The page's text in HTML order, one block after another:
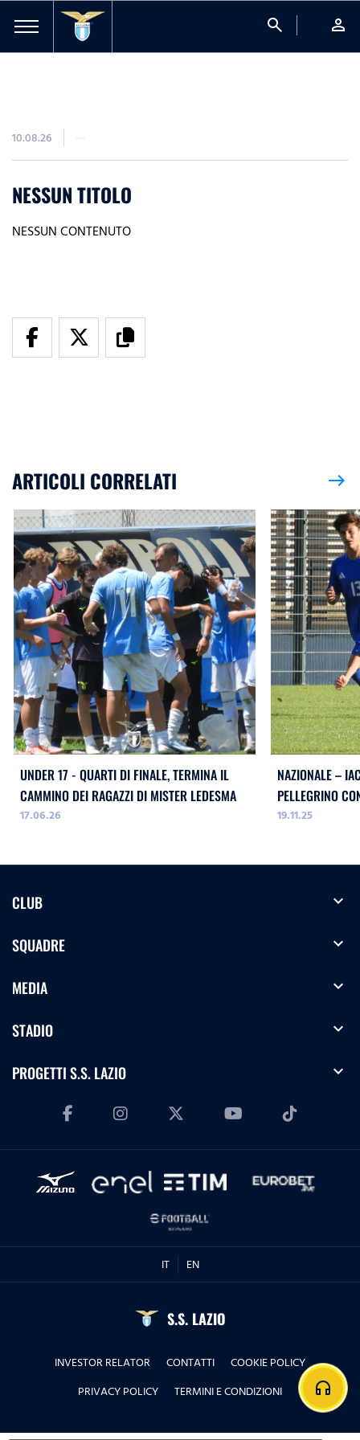
search person
10.08.26
NESSUN TITOLO
NESSUN CONTENUTO
ARTICOLI CORRELATI east
UNDER 17 - QUARTI DI FINALE, TERMINA IL
CAMMINO DEI RAGAZZI DI MISTER LEDESMA
17.06.26
NAZIONALE –
PELLEGRINO
NATALE
19.11.25
CLUB expand_more
SQUADRE expand_more
MEDIA expand_more
STADIO expand_more
PROGETTI S.S. LAZIO expand_more
IT EN
S.S. LAZIO
INVESTOR RELATOR CONTATTI
COOKIE POLICY
PRIVACY POLICY
TERMINI E CONDIZIONI headphones